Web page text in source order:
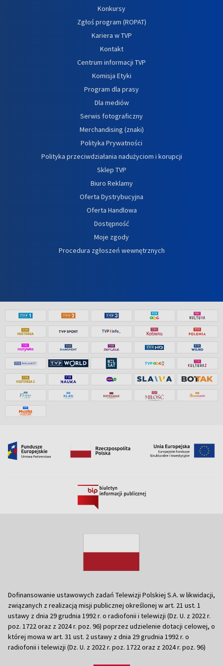
Konkursy
Zgłoś program (ROPAT)
Kariera w TVP
Kontakt
Centrum informacji TVP
Komisja Etyki
Program dla prasy
Dla mediów
Serwis fotograficzny
Merchandising (znaki)
Polityka Prywatności
Polityka przeciwdziałania nadużyciom i korupcji
Sklep TVP
Biuro Reklamy
Oferta Dystrybucyjna
Oferta Handlowa
Dostępność
Moje zgody
Procedura zgłoszeń wewnętrznych
Dofinansowanie ustawowych zadań Telewizji Polskiej S.A. w likwidacji,
związanych z realizacją misji publicznej określonej w art. 21 ust. 1
ustawy z dnia 29 grudnia 1992 r. o radiofonii i telewizji (Dz. U. z 2022 r.
poz. 1722 oraz z 2024 r. poz. 96) poprzez udzielenie dotacji celowej, o
której mowa w art. 31 ust. 2 ustawy z dnia 29 grudnia 1992 r. o
radiofonii i telewizji (Dz. U. z 2022 r. poz. 1722 oraz z 2024 r. poz. 96)